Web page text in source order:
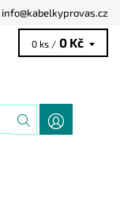
info@kabelkyprovas.cz
0 ks / 0 Kč